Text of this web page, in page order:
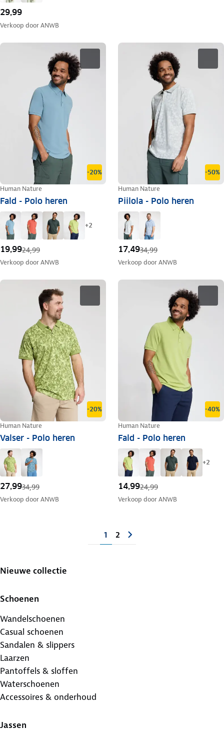
29,99
Verkoop doorANWB
-20%
Human Nature
Fald - Polo heren
+2
19,9924,99
Verkoop doorANWB
-50%
Human Nature
Piilola - Polo heren
17,4934,99
Verkoop doorANWB
-20%
Human Nature
Valser - Polo heren
27,9934,99
Verkoop doorANWB
-40%
Human Nature
Fald - Polo heren
+2
14,9924,99
Verkoop doorANWB
1 2
Nieuwe collectie
Schoenen
Wandelschoenen
Casual schoenen
Sandalen & slippers
Laarzen
Pantoffels & sloffen
Waterschoenen
Accessoires & onderhoud
Jassen